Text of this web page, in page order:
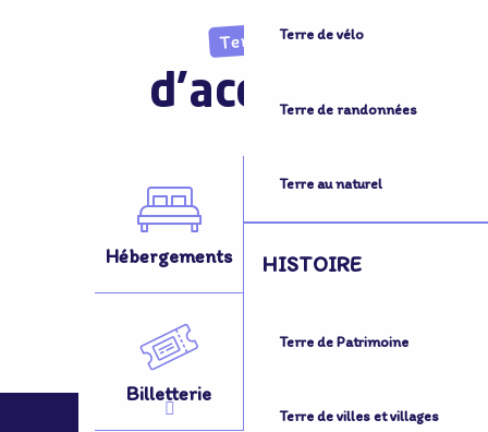
Terre de vélo
Terre de randonnées
Terre au naturel
HISTOIRE
Terre de Patrimoine
Terre de villes et villages
Terre
d'accueil
Hébergements Activités
Billetterie